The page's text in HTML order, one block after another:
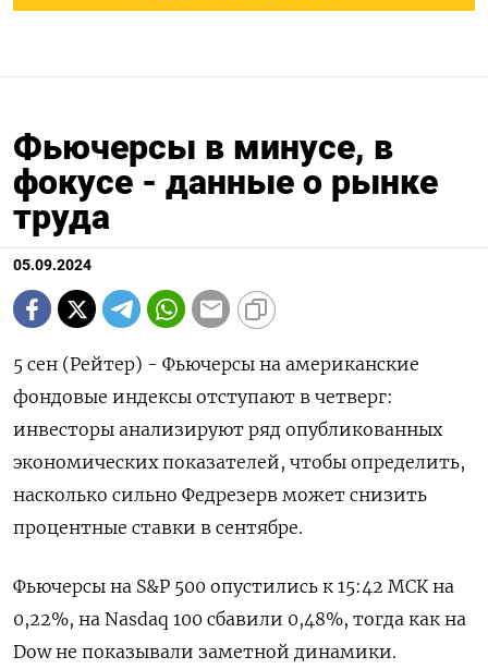
Фьючерсы в минусе, в
фокусе - данные о рынке
труда
05.09.2024
5 сен (Рейтер) - Фьючерсы на американские
фондовые индексы отступают в четверг:
инвесторы анализируют ряд опубликованных
экономических показателей, чтобы определить,
насколько сильно Федрезерв может снизить
процентные ставки в сентябре.
Фьючерсы на S&P 500 опустились к 15:42 МСК на
0,22%, на Nasdaq 100 сбавили 0,48%, тогда как на
Dow не показывали заметной динамики.